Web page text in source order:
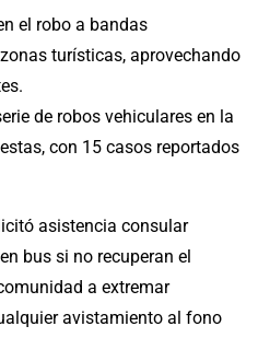
el robo a bandas
turísticas, aprovechando
de robos vehiculares en la
con 15 casos reportados
asistencia consular
bus si no recuperan el
a extremar
avistamiento al fono